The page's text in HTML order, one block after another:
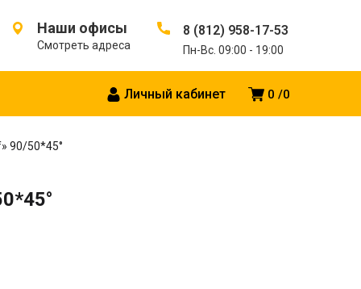
Наши офисы
Смотреть адреса
8 (812) 958-17-53
Пн-Вс. 09:00 - 19:00
0 0
Личный кабинет
90/50*45°